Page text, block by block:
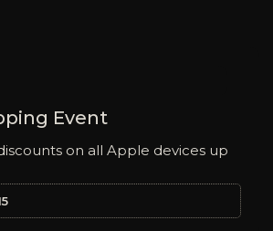
Event
on all Apple devices up